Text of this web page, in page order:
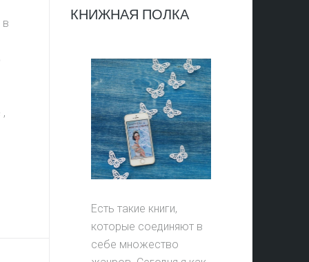
в
как в сказке"
ночник!
ОТЗЫВ - ВЫИГРАЙ ПРИЗ!
КНИЖНАЯ ПОЛКА
Есть такие книги,
которые соединяют в
себе множество